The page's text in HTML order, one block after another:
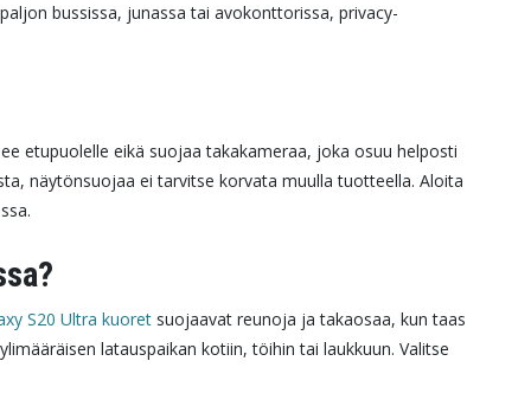
bussissa, junassa tai avokonttorissa, privacy-
etupuolelle eikä suojaa takakameraa, joka osuu helposti
näytönsuojaa ei tarvitse korvata muulla tuotteella. Aloita
S20 Ultra kuoret suojaavat reunoja ja takaosaa, kun taas
latauspaikan kotiin, töihin tai laukkuun. Valitse